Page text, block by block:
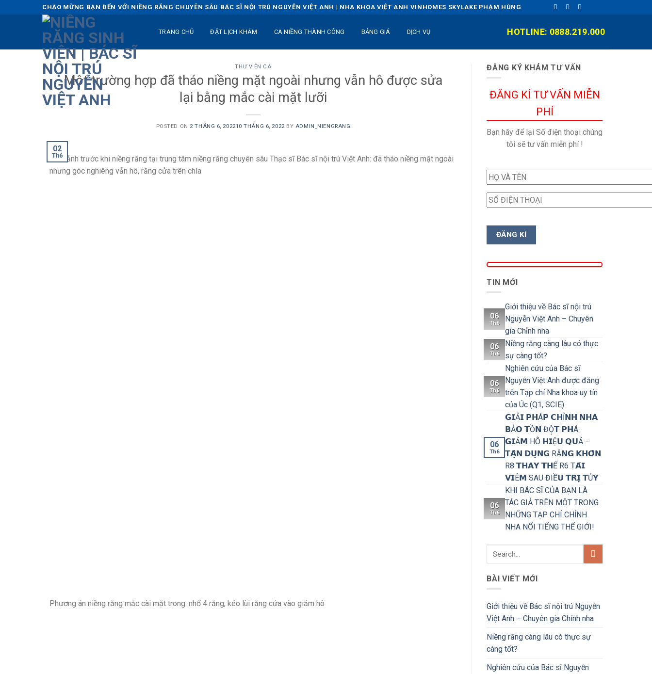
to
CHÀO MỪNG BẠN ĐẾN VỚI NIỀNG RĂNG CHUYÊN SÂU BÁC SĨ NỘI TRÚ NGUYỄN VIỆT ANH | NHA KHOA VIỆT ANH VINHOMES SKYLAKE PHẠM HÙNG
TRANG CHỦ ĐẶT LỊCH KHÁM CA NIỀNG THÀNH CÔNG BẢNG GIÁ DỊCH VỤ HOTLINE: 0888.219.000
THƯ VIỆN CA
Một trường hợp đã tháo niềng mặt ngoài nhưng vẫn hô được sửa
lại bằng mắc cài mặt lưỡi
POSTED ON 2 THÁNG 6, 202210 THÁNG 6, 2022 BY ADMIN_NIENGRANG
02
Th6
Hình ảnh trước khi niềng răng tại trung tâm niềng răng chuyên sâu Thạc sĩ Bác sĩ nội trú Việt Anh: đã tháo niềng mặt ngoài
nhưng góc nghiêng vẫn hô, răng cửa trên chìa
Phương án niềng răng mắc cài mặt trong: nhổ 4 răng, kéo lùi răng cửa vào giảm hô
ĐĂNG KÝ KHÁM TƯ VẤN
ĐĂNG KÍ TƯ VẤN MIỄN
PHÍ
Bạn hãy để lại Số điện thoại chúng
tôi sẽ tư vấn miễn phí !
TIN MỚI
06
Th6
Giới thiệu về Bác sĩ nội trú
Nguyễn Việt Anh – Chuyên
gia Chỉnh nha
06
Th6
Niềng răng càng lâu có thực
sự càng tốt?
06
Th6
Nghiên cứu của Bác sĩ
Nguyễn Việt Anh được đăng
trên Tạp chí Nha khoa uy tín
của Úc (Q1, SCIE)
06
Th6
𝗚𝗜Ả𝗜 𝗣𝗛Á𝗣 𝗖𝗛Ỉ𝗡𝗛 𝗡𝗛𝗔
𝗕Ả𝗢 𝗧Ồ𝗡 ĐỘ̣𝗧 𝗣𝗛Á:
𝗚𝗜Ả𝗠 HÔ 𝗛𝗜Ệ𝗨 𝗤𝗨Ả –
𝗧𝗔̣̂𝗡 𝗗𝗨̣𝗡𝗚 RĂ𝗡𝗚 𝗞𝗛𝗢̂𝗡
R8 𝗧𝗛𝗔𝗬 𝗧𝗛Ế R6 Ṭ𝗔́𝗜
𝗩𝗜Ê𝗠 SAU ĐIỀ𝗨 𝗧𝗥𝗜̣ 𝗧Ủ𝗬
06
Th6
KHI BÁC SĨ CỦA BẠN LÀ
TÁC GIẢ TRÊN MỘT TRONG
NHỮNG TẠP CHÍ CHỈNH
NHA NỔI TIẾNG THẾ GIỚI!
BÀI VIẾT MỚI
Giới thiệu về Bác sĩ nội trú Nguyễn
Việt Anh – Chuyên gia Chỉnh nha
Niềng răng càng lâu có thực sự
càng tốt?
Nghiên cứu của Bác sĩ Nguyễn